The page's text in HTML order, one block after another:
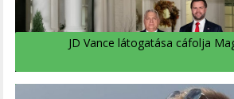
JD Vance látogatása cáfolja